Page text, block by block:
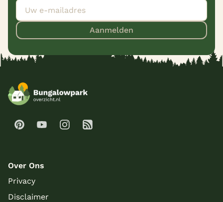
Aanmelden
Over Ons
Privacy
Disclaimer